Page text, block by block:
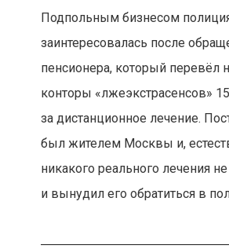
Подпольным бизнесом
заинтересовалась после
пенсионера, который перевёл
конторы «лжеэкстрасенсов»
за дистанционное лечение.
был жителем Москвы и,
никакого реального лечения
и вынудил его обратиться в